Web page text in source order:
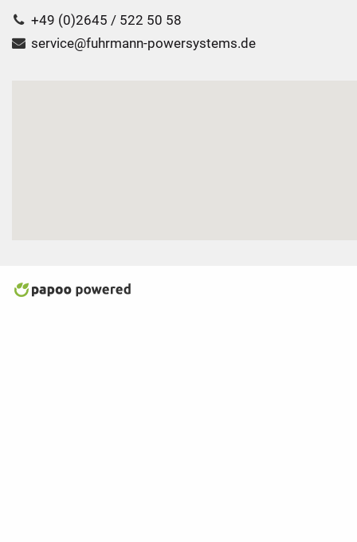
+49 (0)2645 / 522 50 58
service@fuhrmann-powersystems.de